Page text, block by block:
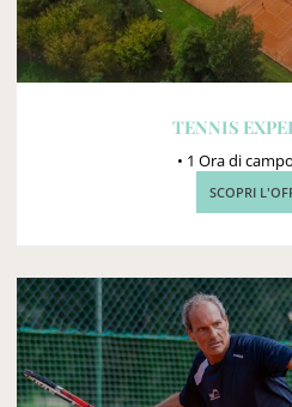
TENNIS
• 1 Ora di
SCOPRI